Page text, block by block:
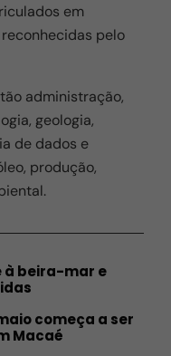
em
pelo
administração,
geologia,
de dados e
produção,
à beira-mar e
começa a ser
Macaé